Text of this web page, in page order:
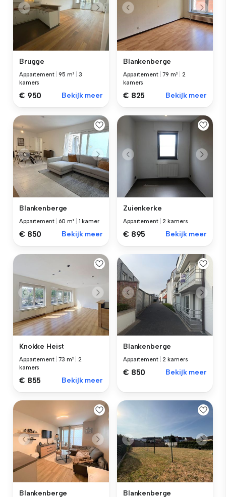
Brugge
Appartement |95 m²
3
kamers
€ 950 Bekijk meer
Blankenberge
Appartement |79 m²
2
kamers
€ 825 Bekijk meer
Blankenberge
Appartement 60 m² 1 kamer
€ 850 Bekijk meer
Zuienkerke
Appartement |2 kamers
€ 895 Bekijk meer
Knokke Heist
Appartement |73 m²
2
kamers
€ 855 Bekijk meer
Blankenberge
Appartement |2 kamers
€ 850 Bekijk meer
Blankenberge Blankenberge